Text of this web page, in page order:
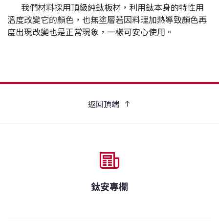
我們材料採用頂級純鈦板材，利用鈦本身的特性用
溫度改變它的顏色，也無塗層若因料理加熱導致顏色再
度出現改變也是正常現象，一樣可安心使用。
返回頂端
鈦安專欄